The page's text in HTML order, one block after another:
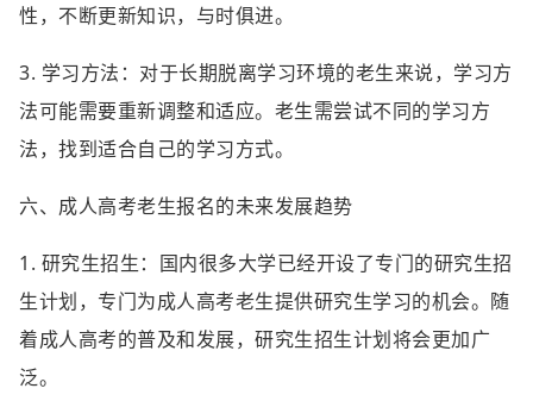
性，不断更新知识，与时俱进。
3. 学习方法：对于长期脱离学习环境的老生来说，学习方
法可能需要重新调整和适应。老生需尝试不同的学习方
法，找到适合自己的学习方式。
六、成人高考老生报名的未来发展趋势
1. 研究生招生：国内很多大学已经开设了专门的研究生招
生计划，专门为成人高考老生提供研究生学习的机会。随
着成人高考的普及和发展，研究生招生计划将会更加广
泛。